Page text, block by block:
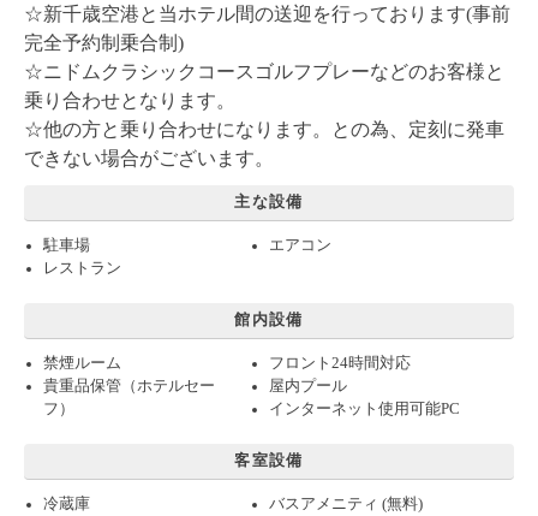
☆新千歳空港と当ホテル間の送迎を行っております(事前
完全予約制乗合制)
☆ニドムクラシックコースゴルフプレーなどのお客様と
乗り合わせとなります。
☆他の方と乗り合わせになります。との為、定刻に発車
できない場合がございます。
主な設備
駐車場
エアコン
レストラン
館内設備
禁煙ルーム
フロント24時間対応
貴重品保管（ホテルセー
フ）
屋内プール
インターネット使用可能PC
客室設備
冷蔵庫
バスアメニティ (無料)